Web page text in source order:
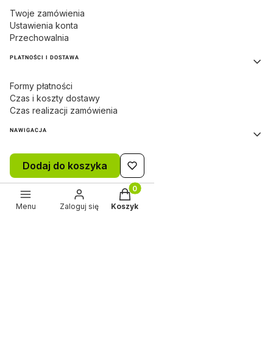
Twoje zamówienia
Ustawienia konta
Przechowalnia
PŁATNOŚCI I DOSTAWA
Formy płatności
Czas i koszty dostawy
Czas realizacji zamówienia
NAWIGACJA
Strona główna
Nowości
Promocje
OUTLET
Dodaj do koszyka
Menu Zaloguj się
Produkty w koszyku: 0. Zobacz
Koszyk